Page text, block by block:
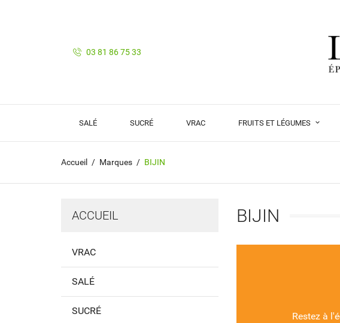
03 81 86 75 33
SALÉ SUCRÉ VRAC FRUITS ET LÉGUMES
Accueil Marques BIJIN
ACCUEIL
VRAC
SALÉ
SUCRÉ
BIJIN
Restez à